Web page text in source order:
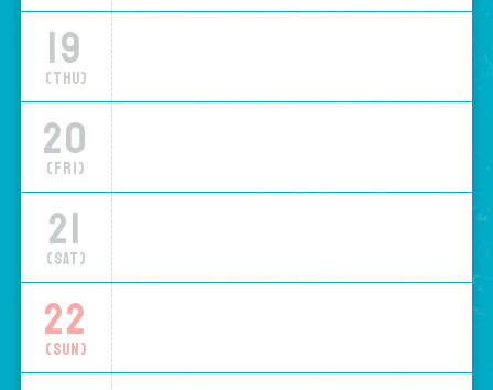
19
(Thu)
20
(Fri)
21
(Sat)
22
(Sun)